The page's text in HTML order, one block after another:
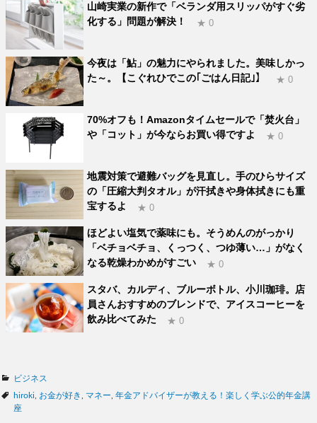
山崎実業の新作で「ベランダ用スリッパがすぐ劣
化する」問題が解決！
★ 0
今夜は「鮎」の魅力にやられました。美味しかっ
た～。【こぐれひでこの｢ごはん日記｣】
★ 0
70%オフも！Amazonタイムセールで「焚火台」
や「コット」が今ならお買い得ですよ
★ 0
地震対策で避難バッグを見直し。手のひらサイズ
の「圧縮大判タオル」が汗拭きや身体拭きにも重
宝するよ
★ 0
ほどよい塩気で薬味にも。そうめんのがっかり
「ベチョベチョ、くっつく、つゆ薄い…」がなく
なる乾燥わかめがすごい
★ 0
スタバ、カルディ、ブルーボトル、小川珈琲。店
員さんおすすめのブレンドで、アイスコーヒーを
飲み比べてみた
★ 0
カ
テ
ゴ
ビジネス
タ
グ
hiroki お金が好き マネー 年金アドバイザーが教える！楽しく学ぶ公的年金講
座